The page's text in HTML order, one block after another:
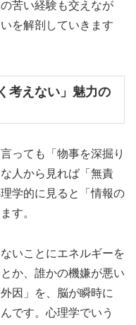
苦い経験も交えなが
を解剖していきます
考えない」魅力の
っても「物事を深掘り
人から見れば「無責
学的に見ると「情報の
す。
いことにエネルギーを
か、誰かの機嫌が悪い
因」を、脳が瞬時に
です。心理学でいう